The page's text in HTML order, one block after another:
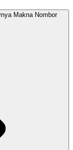
Makna Nombor